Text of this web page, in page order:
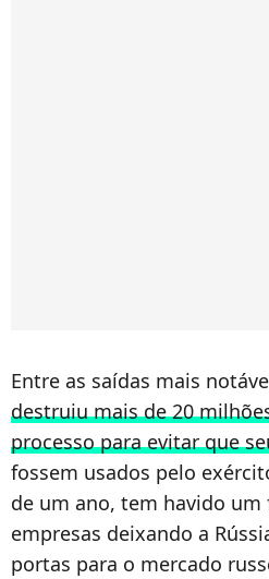
Entre as saídas mais
destruiu mais de 20
processo para evitar que
fossem usados pelo
de um ano, tem havido
empresas deixando a
portas para o mercado